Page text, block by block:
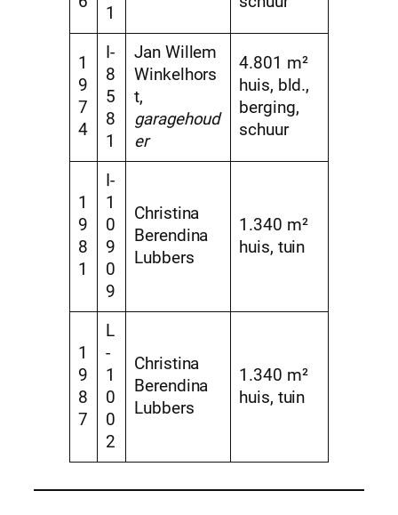
1
1
9
7
4
I-
8
5
8
1
Jan Willem
Winkelhors
t,
garagehoud
er
4.801 m²
huis, bld.,
berging,
schuur
1
9
8
1
I-
1
0
9
0
9
Christina
Berendina
Lubbers
1.340 m²
huis, tuin
1
9
8
7
L
-
1
0
0
2
Christina
Berendina
Lubbers
1.340 m²
huis, tuin